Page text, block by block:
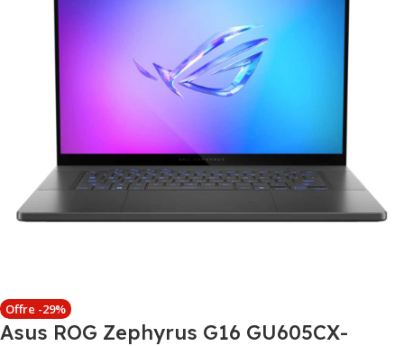
Offre -29%
Asus ROG Zephyrus G16 GU605CX-